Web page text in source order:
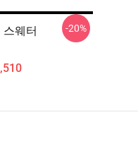
스웨터 -20%